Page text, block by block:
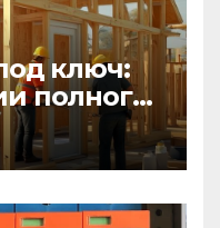
ключ:
полного